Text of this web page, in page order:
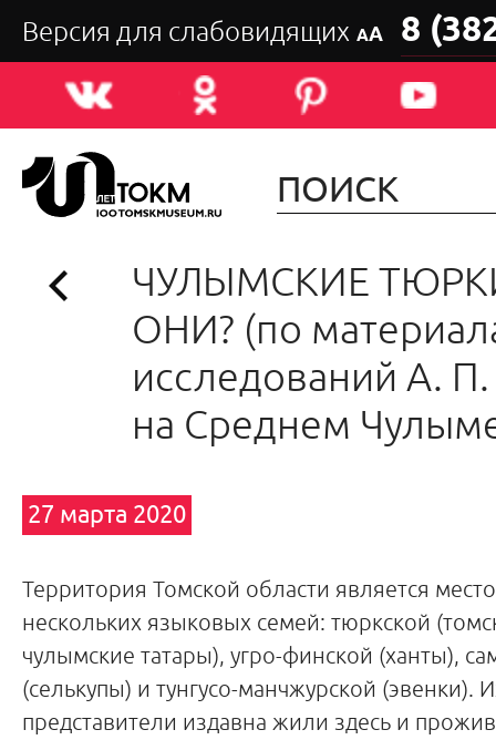
Версия для слабовидящих АА 8
ЧУЛЫМСКИЕ
ОНИ? (по
исследований А.
на Среднем
27 марта 2020
Территория Томской области является
нескольких языковых семей: тюркской
чулымские татары), угро-финской (ханты),
(селькупы) и тунгусо-манчжурской (эвенки).
представители издавна жили здесь и